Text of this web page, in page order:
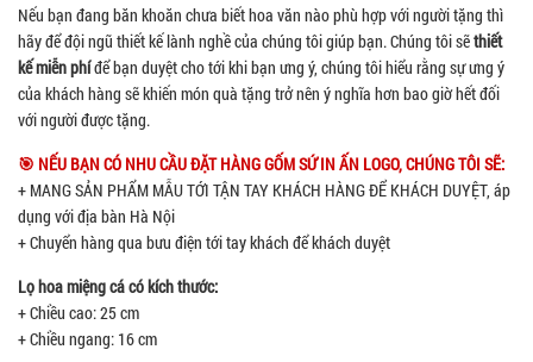
Nếu bạn đang băn khoăn chưa biết hoa văn nào phù hợp với người tặng thì
hãy để đội ngũ thiết kế lành nghề của chúng tôi giúp bạn. Chúng tôi sẽthiết
kế miễn phíđể bạn duyệt cho tới khi bạn ưng ý, chúng tôi hiểu rằng sự ưng ý
của khách hàng sẽ khiến món quà tặng trở nên ý nghĩa hơn bao giờ hết đối
với người được tặng.
🎯 NẾU BẠN CÓ NHU CẦU ĐẶT HÀNG GỐM SỨ IN ẤN LOGO, CHÚNG TÔI SẼ:
+ MANG SẢN PHẨM MẪU TỚI TẬN TAY KHÁCH HÀNG ĐỂ KHÁCH DUYỆT, áp
dụng với địa bàn Hà Nội
+ Chuyển hàng qua bưu điện tới tay khách để khách duyệt
Lọ hoa miệng cá có kích thước:
+ Chiều cao: 25 cm
+ Chiều ngang: 16 cm